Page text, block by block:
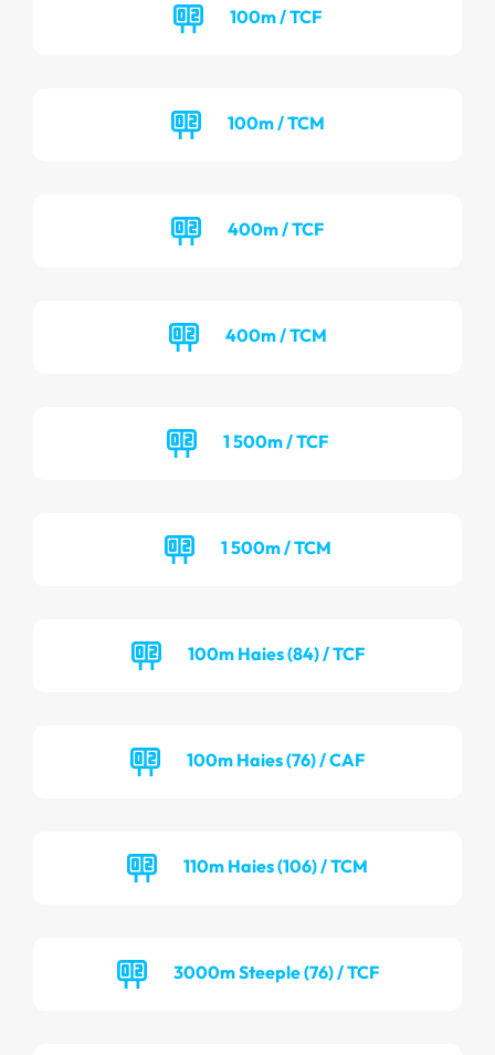
100m / TCF
100m / TCM
400m / TCF
400m / TCM
1 500m / TCF
1 500m / TCM
100m Haies (84) / TCF
100m Haies (76) / CAF
110m Haies (106) / TCM
3000m Steeple (76) / TCF